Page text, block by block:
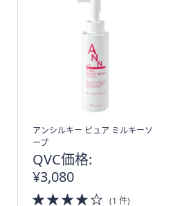
アンシルキー ピュア ミルキーソ
ープ
QVC価格:
¥3,080
4.0
(1 件)